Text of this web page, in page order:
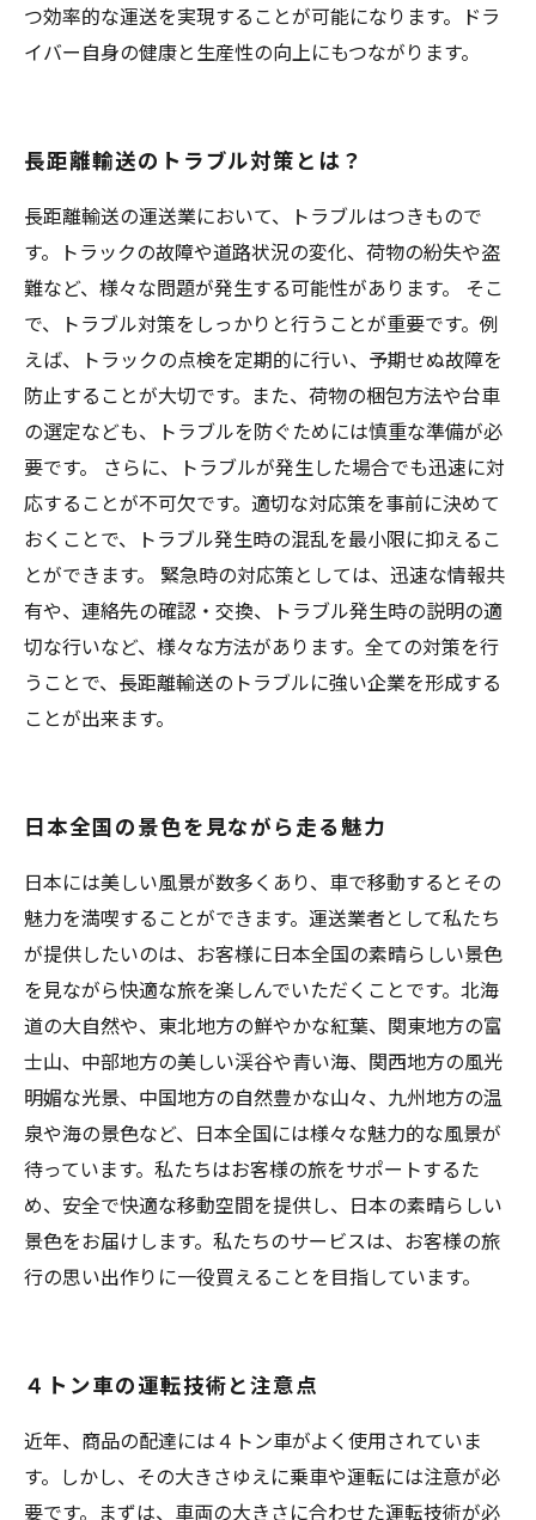
つ効率的な運送を実現することが可能になります。ドラ
イバー自身の健康と生産性の向上にもつながります。
長距離輸送のトラブル対策とは？
長距離輸送の運送業において、トラブルはつきもので
す。トラックの故障や道路状況の変化、荷物の紛失や盗
難など、様々な問題が発生する可能性があります。 そこ
で、トラブル対策をしっかりと行うことが重要です。例
えば、トラックの点検を定期的に行い、予期せぬ故障を
防止することが大切です。また、荷物の梱包方法や台車
の選定なども、トラブルを防ぐためには慎重な準備が必
要です。 さらに、トラブルが発生した場合でも迅速に対
応することが不可欠です。適切な対応策を事前に決めて
おくことで、トラブル発生時の混乱を最小限に抑えるこ
とができます。 緊急時の対応策としては、迅速な情報共
有や、連絡先の確認・交換、トラブル発生時の説明の適
切な行いなど、様々な方法があります。全ての対策を行
うことで、長距離輸送のトラブルに強い企業を形成する
ことが出来ます。
日本全国の景色を見ながら走る魅力
日本には美しい風景が数多くあり、車で移動するとその
魅力を満喫することができます。運送業者として私たち
が提供したいのは、お客様に日本全国の素晴らしい景色
を見ながら快適な旅を楽しんでいただくことです。北海
道の大自然や、東北地方の鮮やかな紅葉、関東地方の富
士山、中部地方の美しい渓谷や青い海、関西地方の風光
明媚な光景、中国地方の自然豊かな山々、九州地方の温
泉や海の景色など、日本全国には様々な魅力的な風景が
待っています。私たちはお客様の旅をサポートするた
め、安全で快適な移動空間を提供し、日本の素晴らしい
景色をお届けします。私たちのサービスは、お客様の旅
行の思い出作りに一役買えることを目指しています。
４トン車の運転技術と注意点
近年、商品の配達には４トン車がよく使用されていま
す。しかし、その大きさゆえに乗車や運転には注意が必
要です。まずは、車両の大きさに合わせた運転技術が必